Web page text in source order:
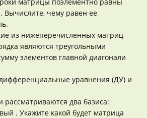
Вычислите, чему равен ее
из нижеперечисленных матриц
являются треугольными
элементов главной диагонали
уравнения (ДУ) и
рассматриваются два базиса:
. Укажите какой будет матрица